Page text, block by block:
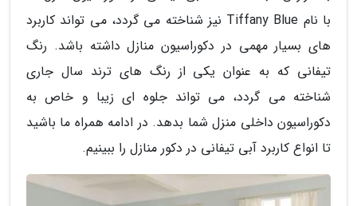
با نام Tiffany Blue نیز شناخته می گردد، می تواند کاربرد
های بسیار مهمی در دکوراسیون منازل داشته باشد. رنگ
تیفانی که به عنوان یکی از رنگ های ترند سال جاری
شناخته می گردد، می تواند جلوه ای زیبا و خاص به
دکوراسیون داخلی منزل شما بدهد. در ادامه همراه ما باشید
تا انواع کاربرد آبی تیفانی در دکور منازل را ببینیم.